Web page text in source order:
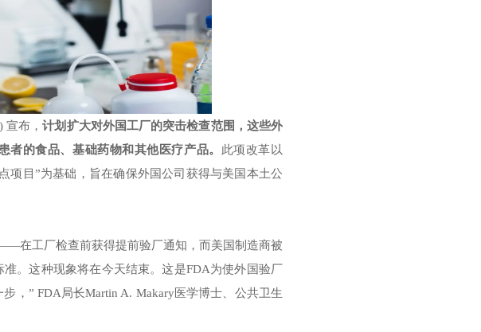
宣布，计划扩大对外国工厂的突击检查范围，这些外
者的食品、基础药物和其他医疗产品。 此项改革以
项目”为基础，旨在确保外国公司获得与美国本土公
在工厂检查前获得提前验厂通知，而美国制造商被
。这种现象将在今天结束。这是FDA为使外国验厂
，” FDA局长Martin A. Makary医学博士、公共卫生